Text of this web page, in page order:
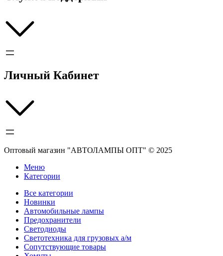
Личный Кабинет
Оптовый магазин "АВТОЛАМПЫ ОПТ" © 2025
Меню
Категории
Все категории
Новинки
Автомобильные лампы
Предохранители
Светодиоды
Светотехника для грузовых а/м
Сопутствующие товары